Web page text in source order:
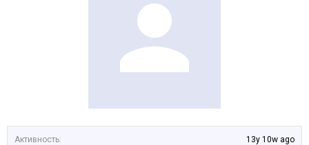
Активность:
13y 10w ago